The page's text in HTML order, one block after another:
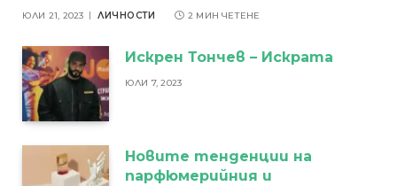
ЮЛИ 21, 2023 ЛИЧНОСТИ 2 МИН ЧЕТЕНЕ
Искрен Тончев – Искрата
ЮЛИ 7, 2023
Новите тенденции на
парфюмерийния и